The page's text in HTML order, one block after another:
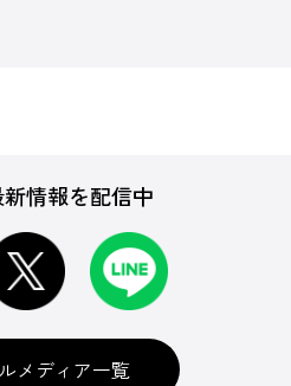
情報を配信中
メディア一覧